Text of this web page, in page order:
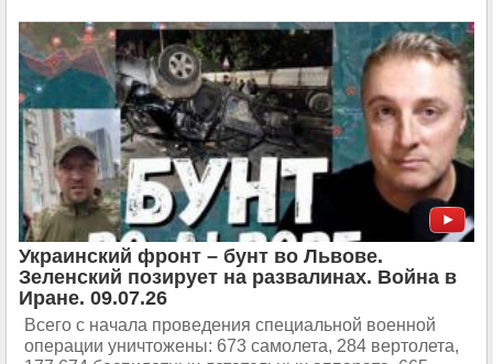
Украинский фронт – бунт во Львове.
Зеленский позирует на развалинах. Война в
Иране. 09.07.26
Всего с начала проведения специальной военной
операции уничтожены: 673 самолета, 284 вертолета,